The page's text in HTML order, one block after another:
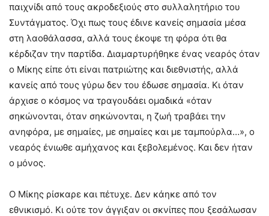
παιχνίδι από τους ακροδεξιούς στο συλλαλητήριο του
Συντάγματος. Όχι πως τους έδινε κανείς σημασία μέσα
στη λαοθάλασσα, αλλά τους έκοψε τη φόρα ότι θα
κέρδιζαν την παρτίδα. Διαμαρτυρήθηκε ένας νεαρός όταν
ο Μίκης είπε ότι είναι πατριώτης και διεθνιστής, αλλά
κανείς από τους γύρω δεν του έδωσε σημασία. Κι όταν
άρχισε ο κόσμος να τραγουδάει ομαδικά «όταν
σηκώνονται, όταν σηκώνονται, η ζωή τραβάει την
ανηφόρα, με σημαίες, με σημαίες και με ταμπούρλα…», ο
νεαρός ένιωθε αμήχανος και ξεβολεμένος. Και δεν ήταν
ο μόνος.
Ο Μίκης ρίσκαρε και πέτυχε. Δεν κάηκε από τον
εθνικισμό. Κι ούτε τον άγγιξαν οι σκνίπες που ξεσάλωσαν